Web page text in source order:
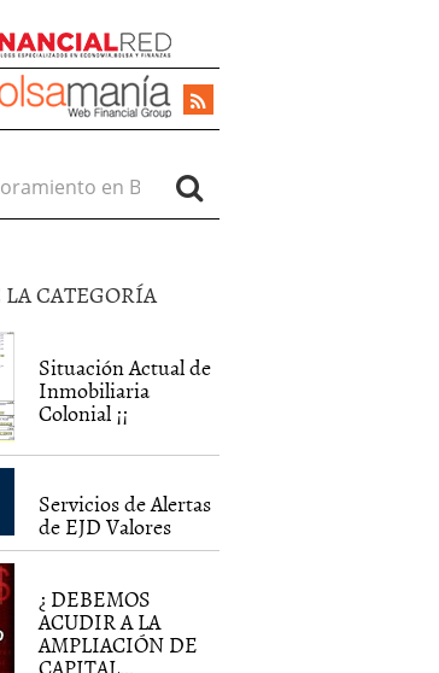
CATEGORÍA
Situación Actual de
Inmobiliaria
Colonial ¡¡
Servicios de Alertas
de EJD Valores
¿ DEBEMOS
ACUDIR A LA
AMPLIACIÓN DE